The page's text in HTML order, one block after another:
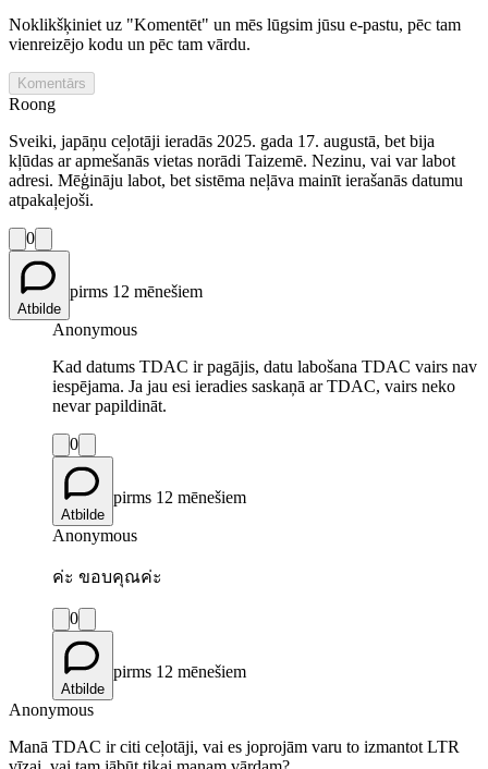
Noklikšķiniet uz "Komentēt" un mēs lūgsim jūsu e-pastu, pēc tam
vienreizējo kodu un pēc tam vārdu.
Komentārs
Roong
Sveiki, japāņu ceļotāji ieradās 2025. gada 17. augustā, bet bija
kļūdas ar apmešanās vietas norādi Taizemē. Nezinu, vai var labot
adresi. Mēģināju labot, bet sistēma neļāva mainīt ierašanās datumu
atpakaļejoši.
0
Atbilde
pirms 12 mēnešiem
Anonymous
Kad datums TDAC ir pagājis, datu labošana TDAC vairs nav
iespējama. Ja jau esi ieradies saskaņā ar TDAC, vairs neko
nevar papildināt.
0
Atbilde
pirms 12 mēnešiem
Anonymous
ค่ะ ขอบคุณค่ะ
0
Atbilde
pirms 12 mēnešiem
Anonymous
Manā TDAC ir citi ceļotāji, vai es joprojām varu to izmantot LTR